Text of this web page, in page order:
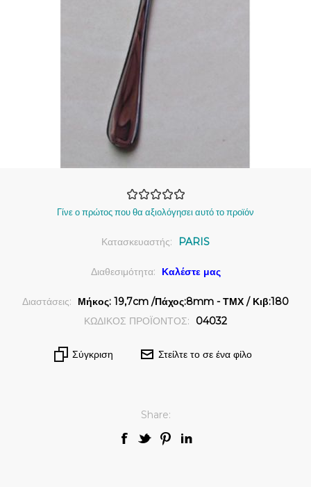
Γίνε ο πρώτος που θα αξιολόγησει αυτό το προϊόν
Κατασκευαστής: PARIS
Διαθεσιμότητα: Καλέστε μας
Διαστάσεις:
Μήκος: 19,7cm /Πάχος:8mm - ΤΜΧ / Κιβ:180
ΚΩΔΙΚΟΣ ΠΡΟΪΟΝΤΟΣ:
04032
Σύγκριση Στείλτε το σε ένα φίλο
Share: